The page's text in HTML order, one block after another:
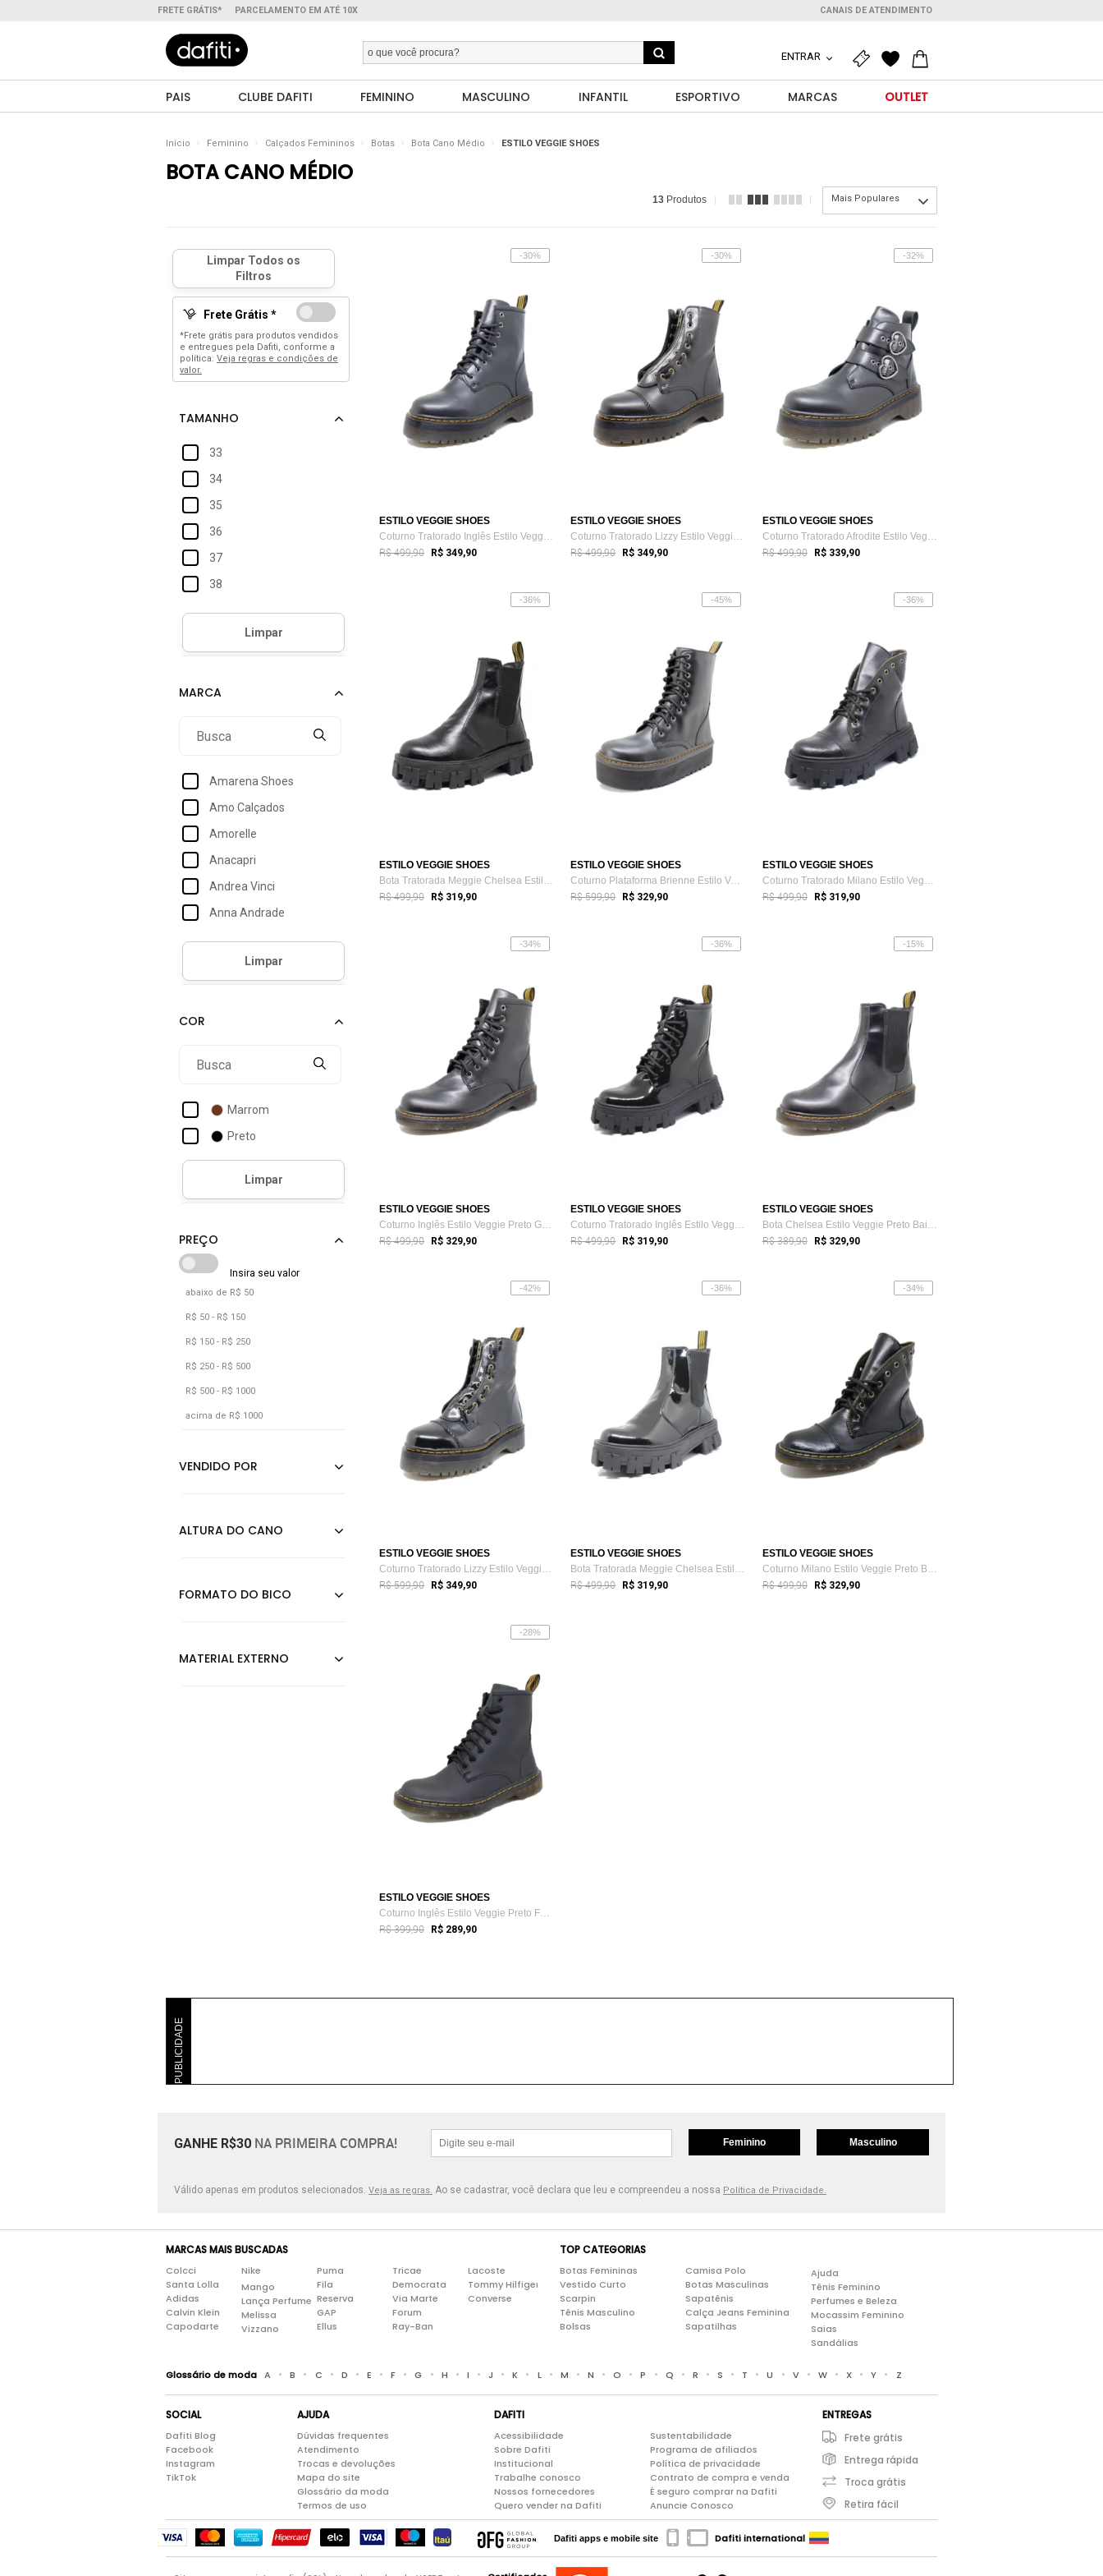
FRETE GRÁTIS* PARCELAMENTO EM ATÉ 10X CANAIS DE ATENDIMENTO
ENTRAR
PAIS CLUBE DAFITI FEMININO MASCULINO INFANTIL ESPORTIVO MARCAS OUTLET
Início Feminino Calçados Femininos Botas Bota Cano Médio ESTILO VEGGIE SHOES
BOTA CANO MÉDIO
13 Produtos Mais Populares
Frete Grátis *
*Frete grátis para produtos vendidos
e entregues pela Dafiti, conforme a
política: Veja regras e condições de
valor.
33
34
35
36
37
38
39
42
44
Amarena Shoes
Amo Calçados
Amorelle
Anacapri
Andrea Vinci
Anna Andrade
Arezzo
Br Sports
Cecconello
Cia Dos Passos
Comfortflex
Dakota
Marrom
Preto
abaixo de R$ 50
R$ 50 - R$ 150
R$ 150 - R$ 250
R$ 250 - R$ 500
R$ 500 - R$ 1000
acima de R$ 1000
-30%
ESTILO VEGGIE SHOES
Coturno Tratorado Inglês Estilo Veggie P...
R$ 499,90 R$ 349,90
-30%
ESTILO VEGGIE SHOES
Coturno Tratorado Lizzy Estilo Veggie Preto
R$ 499,90 R$ 349,90
-32%
ESTILO VEGGIE SHOES
Coturno Tratorado Afrodite Estilo Veggie Preto
R$ 499,90 R$ 339,90
-36%
ESTILO VEGGIE SHOES
Bota Tratorada Meggie Chelsea Estilo Veggie Preto
R$ 499,90 R$ 319,90
-45%
ESTILO VEGGIE SHOES
Coturno Plataforma Brienne Estilo Veggie Preto
R$ 599,90 R$ 329,90
-36%
ESTILO VEGGIE SHOES
Coturno Tratorado Milano Estilo Veggie Preto
R$ 499,90 R$ 319,90
-34%
ESTILO VEGGIE SHOES
Coturno Inglês Estilo Veggie Preto Grafi...
R$ 499,90 R$ 329,90
-36%
ESTILO VEGGIE SHOES
Coturno Tratorado Inglês Estilo Veggie V...
R$ 499,90 R$ 319,90
-15%
ESTILO VEGGIE SHOES
Bota Chelsea Estilo Veggie Preto Baixa
R$ 389,90 R$ 329,90
-42%
ESTILO VEGGIE SHOES
Coturno Tratorado Lizzy Estilo Veggie Verniz Preto
R$ 599,90 R$ 349,90
-36%
ESTILO VEGGIE SHOES
Bota Tratorada Meggie Chelsea Estilo Veg...
R$ 499,90 R$ 319,90
-34%
ESTILO VEGGIE SHOES
Coturno Milano Estilo Veggie Preto Baixa
R$ 499,90 R$ 329,90
-28%
ESTILO VEGGIE SHOES
Coturno Inglês Estilo Veggie Preto Fosco Baixa
R$ 399,90 R$ 289,90
PUBLICIDADE
GANHE R$30 NA PRIMEIRA COMPRA! Feminino Masculino
Válido apenas em produtos selecionados. Veja as regras. Ao se cadastrar, você declara que leu e compreendeu a nossa Política de Privacidade.
MARCAS MAIS BUSCADAS
Colcci
Santa Lolla
Adidas
Calvin Klein
Capodarte
Nike
Mango
Lança Perfume
Melissa
Vizzano
Puma
Fila
Reserva
GAP
Ellus
Tricae
Democrata
Via Marte
Forum
Ray-Ban
Lacoste
Tommy Hilfiger
Converse
TOP CATEGORIAS
Botas Femininas
Vestido Curto
Scarpin
Tênis Masculino
Bolsas
Camisa Polo
Botas Masculinas
Sapatênis
Calça Jeans Feminina
Sapatilhas
Ajuda
Tênis Feminino
Perfumes e Beleza
Mocassim Feminino
Saias
Sandálias
Glossário de moda A • B • C • D • E • F • G • H • I • J • K • L • M • N • O • P • Q • R • S • T • U • V • W • X • Y • Z
SOCIAL
Dafiti Blog
Facebook
Instagram
TikTok
AJUDA
Dúvidas frequentes
Atendimento
Trocas e devoluções
Mapa do site
Glossário da moda
Termos de uso
DAFITI
Acessibilidade
Sobre Dafiti
Institucional
Trabalhe conosco
Nossos fornecedores
Quero vender na Dafiti
Sustentabilidade
Programa de afiliados
Política de privacidade
Contrato de compra e venda
É seguro comprar na Dafiti
Anuncie Conosco
ENTREGAS
Frete grátis
Entrega rápida
Troca grátis
Retira fácil
Dafiti apps e mobile site Dafiti international